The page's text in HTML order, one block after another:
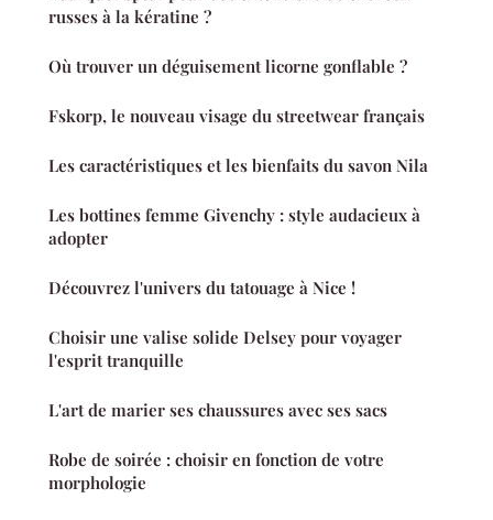
russes à la kératine ?
Où trouver un déguisement licorne gonflable ?
Fskorp, le nouveau visage du streetwear français
Les caractéristiques et les bienfaits du savon Nila
Les bottines femme Givenchy : style audacieux à
adopter
Découvrez l'univers du tatouage à Nice !
Choisir une valise solide Delsey pour voyager
l'esprit tranquille
L'art de marier ses chaussures avec ses sacs
Robe de soirée : choisir en fonction de votre
morphologie